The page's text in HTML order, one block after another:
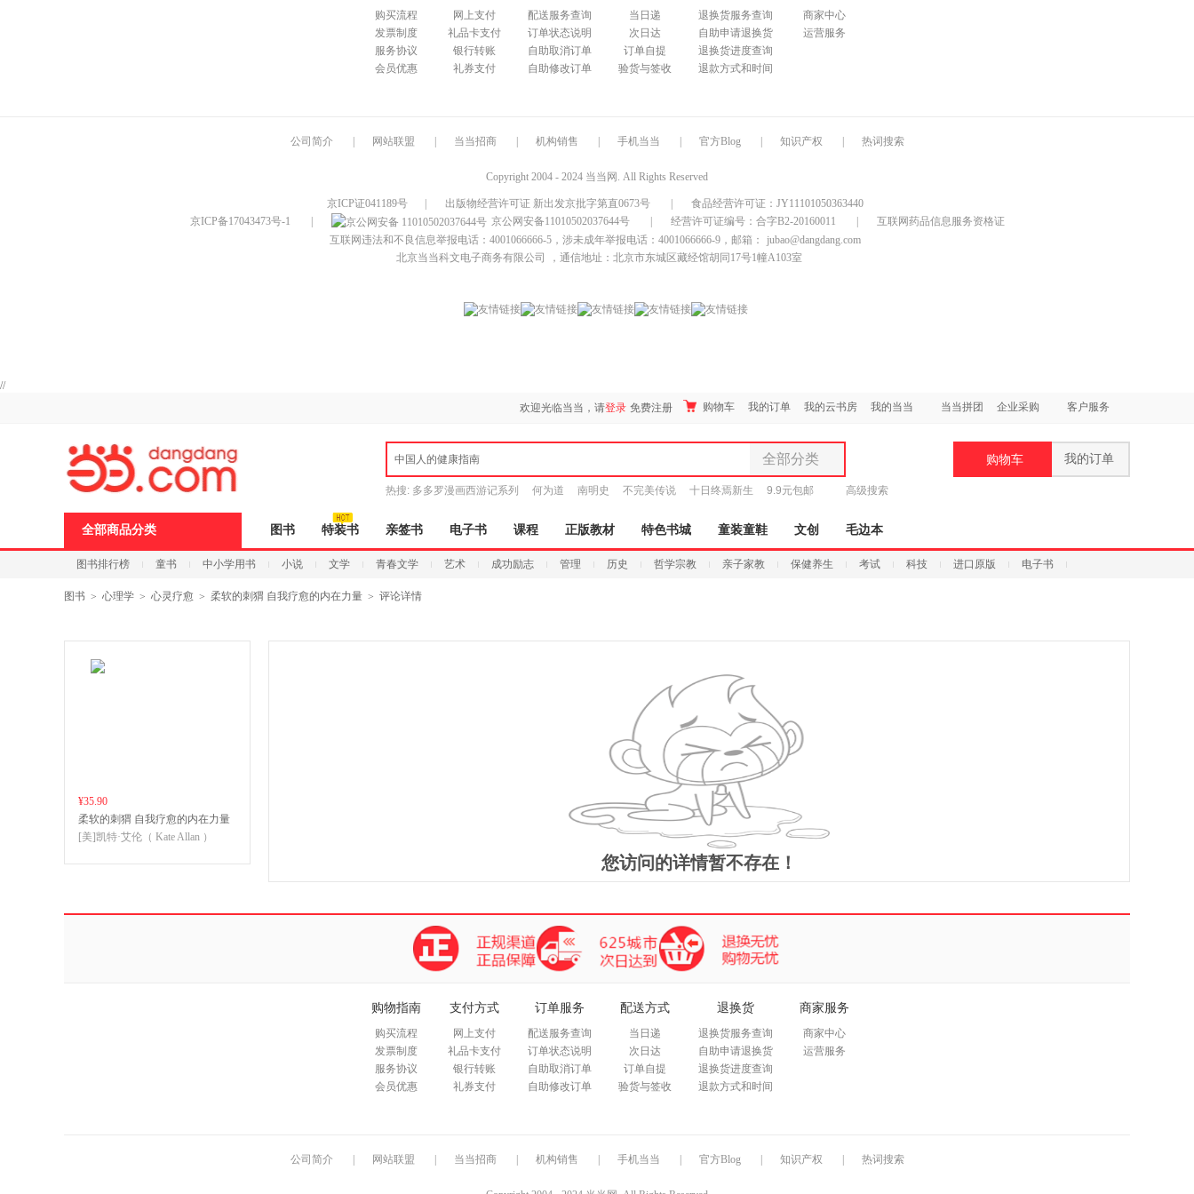
购买流程
发票制度
服务协议
会员优惠
网上支付
礼品卡支付
银行转账
礼券支付
配送服务查询
订单状态说明
自助取消订单
自助修改订单
当日递
次日达
订单自提
验货与签收
退换货服务查询
自助申请退换货
退换货进度查询
退款方式和时间
商家中心
运营服务
公司简介 网站联盟 当当招商 机构销售 手机当当 官方Blog 知识产权 热词搜索
Copyright 2004 - 2024 当当网. All Rights Reserved
京ICP证041189号 出版物经营许可证 新出发京批字第直0673号
食品经营许可证：JY11101050363440
京ICP备17043473号-1
京公网安备11010502037644号 经营许可证编号：合字B2-20160011
互联网药品信息服务资格证
互联网违法和不良信息举报电话：4001066666-5，涉未成年举报电话：4001066666-9，邮箱：
jubao@dangdang.com
北京当当科文电子商务有限公司
，通信地址：北京市东城区藏经馆胡同17号1幢A103室
//
欢迎光临当当，请登录 免费注册 购物车 我的订单 我的云书房 我的当当 当当拼团 企业采购 客户服务
中国人的健康指南 全部分类
全部分类
图书
电子书
音像
家居日用
家具装饰
服装
箱包皮具
手表饰品
汽车用品
手机通讯
数码影音
电脑办公
热搜: 多多罗漫画西游记系列 何为道 南明史 不完美传说 十日终焉新生 9.9元包邮 高级搜索
购物车 我的订单
全部商品分类 图书 特装书 亲签书 电子书 课程 正版教材 特色书城 童装童鞋 文创 毛边本
图书排行榜 童书 中小学用书 小说 文学 青春文学 艺术 成功励志 管理 历史 哲学宗教 亲子家教 保健养生 考试 科技 进口原版 电子书
图书 > 心理学 > 心灵疗愈 > 柔软的刺猬 自我疗愈的内在力量 > 评论详情
¥35.90
柔软的刺猬 自我疗愈的内在力量
[美]凯特·艾伦（ Kate Allan ）
您访问的详情暂不存在！
购物指南
购买流程
发票制度
服务协议
会员优惠
支付方式
网上支付
礼品卡支付
银行转账
礼券支付
订单服务
配送服务查询
订单状态说明
自助取消订单
自助修改订单
配送方式
当日递
次日达
订单自提
验货与签收
退换货
退换货服务查询
自助申请退换货
退换货进度查询
退款方式和时间
商家服务
商家中心
运营服务
公司简介 网站联盟 当当招商 机构销售 手机当当 官方Blog 知识产权 热词搜索